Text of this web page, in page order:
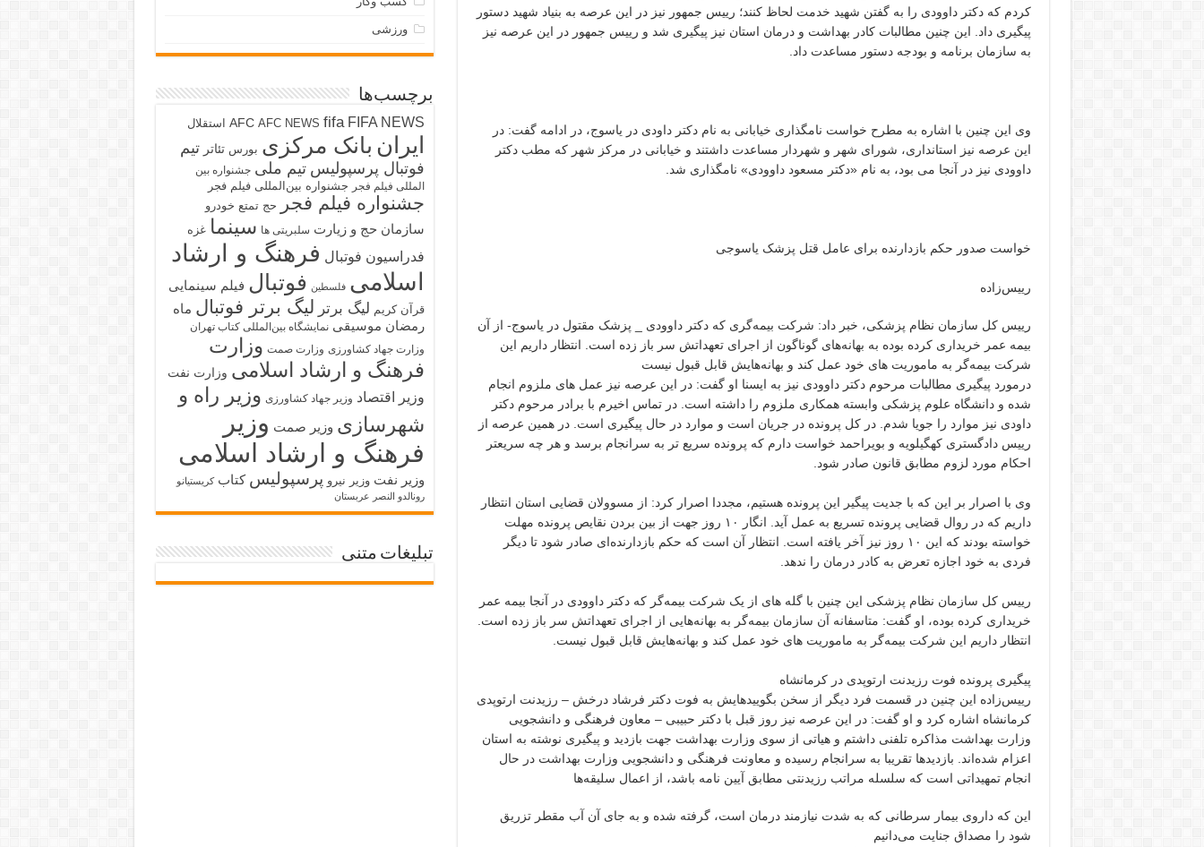
کردم که دکتر داوودی را به گفتن شهید خدمت لحاظ کنند؛ رییس جمهور نیز در این عرصه به بنیاد شهید دستور
پیگیری داد. این چنین مطالبات کادر بهداشت و درمان استان نیز پیگیری‌ شد و رییس جمهور در این عرصه نیز
به سازمان برنامه و بودجه دستور مساعدت داد.
وی این چنین با اشاره به مطرح خواست نامگذاری خیابانی به نام دکتر داودی در یاسوج، در ادامه گفت: در
این عرصه نیز استانداری، شورای شهر و شهردار مساعدت داشتند و خیابانی در مرکز شهر که مطب دکتر
داوودی نیز در آنجا می بود، به نام «دکتر مسعود داوودی» نامگذاری شد.
خواست صدور حکم بازدارنده برای عامل قتل پزشک یاسوجی
رییس‌زاده
رییس کل سازمان نظام پزشکی، خبر داد: شرکت بیمه‌گری که دکتر داوودی _ پزشک مقتول در یاسوج- از آن
بیمه عمر خریداری کرده بوده به بهانه‌های گوناگون از اجرای تعهداتش سر باز زده است. انتظار داریم این
شرکت بیمه‌گر به ماموریت های خود عمل کند و بهانه‌هایش قابل قبول نیست
درمورد پیگیری مطالبات مرحوم دکتر داوودی نیز به ایسنا او گفت: در این عرصه نیز عمل های ملزوم انجام
شده و دانشگاه علوم پزشکی وابسته همکاری ملزوم را داشته است. در تماس اخیرم با برادر مرحوم دکتر
داودی نیز موارد را جویا شدم. در کل پرونده در جریان است و موارد در حال پیگیری است. در همین عرصه از
رییس دادگستری کهگیلویه و بویراحمد خواست دارم که پرونده سریع تر به سرانجام برسد و هر چه سریعتر
احکام مورد لزوم مطابق قانون صادر شود.
وی با اصرار بر این که با جدیت پیگیر این پرونده هستیم، مجددا اصرار کرد: از مسوولان قضایی استان انتظار
داریم که در روال قضایی پرونده تسریع به عمل آید. انگار ۱۰ روز جهت از بین بردن نقایص پرونده مهلت
خواسته بودند که این ۱۰ روز نیز آخر یافته است. انتظار آن است که حکم بازدارنده‌ای صادر شود تا دیگر
فردی به خود اجازه تعرض به کادر درمان را ندهد.
رییس کل سازمان نظام پزشکی این چنین با گله های از یک شرکت بیمه‌گر که دکتر داوودی در آنجا بیمه عمر
خریداری کرده بوده، او گفت: متاسفانه آن سازمان بیمه‌گر به بهانه‌هایی از اجرای تعهداتش سر باز زده است.
انتظار داریم این شرکت بیمه‌گر به ماموریت های خود عمل کند و بهانه‌هایش قابل قبول نیست.
پیگیری پرونده فوت رزیدنت ارتوپدی در کرمانشاه
رییس‌زاده این چنین در قسمت فرد دیگر از سخن بگویید‌هایش به فوت دکتر فرشاد درخش – رزیدنت ارتوپدی
کرمانشاه اشاره کرد و او گفت: در این عرصه نیز روز قبل با دکتر حبیبی – معاون فرهنگی و دانشجویی
وزارت بهداشت مذاکره تلفنی داشتم و هیاتی از سوی وزارت بهداشت جهت بازدید و پیگیری نوشته به استان
اعزام شده‌اند. بازدید‌ها تقریبا به سرانجام رسیده و معاونت فرهنگی و دانشجویی وزارت بهداشت در حال
انجام تمهیداتی است که سلسله مراتب رزیدنتی مطابق آیین نامه باشد، از اعمال سلیقه‌ها
این که داروی بیمار سرطانی که به شدت نیازمند درمان است، گرفته شده و به جای آن آب مقطر تزریق
شود را مصداق جنایت می‌دانیم
ورزشی
برچسب‌ها
AFC AFC NEWS fifa FIFA NEWS استقلال
ایران بانک مرکزی بورس تئاتر تیم
فوتبال پرسپولیس تیم ملی جشنواره بین
المللی فیلم فجر جشنواره بین‌المللی فیلم فجر
جشنواره فیلم فجر حج تمتع خودرو
سازمان حج و زیارت سلبریتی ها سینما غزه
فدراسیون فوتبال فرهنگ و ارشاد
اسلامی فلسطین فوتبال فیلم سینمایی
قرآن کریم لیگ برتر لیگ برتر فوتبال ماه
رمضان موسیقی نمایشگاه بین‌المللی کتاب تهران
وزارت جهاد کشاورزی وزارت صمت وزارت
فرهنگ و ارشاد اسلامی وزارت نفت
وزیر اقتصاد وزیر جهاد کشاورزی وزیر راه و
شهرسازی وزیر صمت وزیر
فرهنگ و ارشاد اسلامی
وزیر نفت وزیر نیرو پرسپولیس کتاب کریستیانو
رونالدو النصر عربستان
تبلیغات متنی